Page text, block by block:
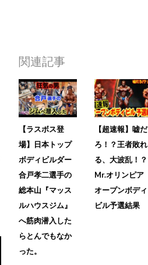
関連記事
【ラスボス登
場】日本トップ
ボディビルダー
合戸孝二選手の
総本山『マッス
ルハウスジム』
へ筋肉潜入した
らとんでもなか
った。
【超速報】嘘だ
ろ！？王者敗れ
る、大波乱！？
Mr.オリンピア
オープンボディ
ビル予選結果